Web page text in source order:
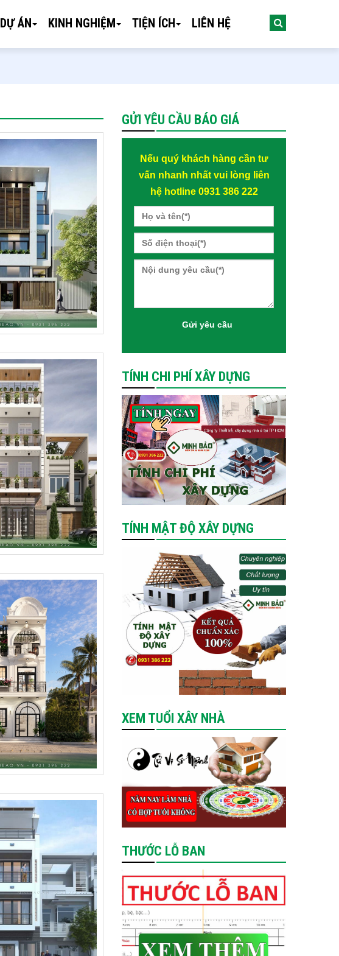
DỰ ÁN KINH NGHIỆM TIỆN ÍCH LIÊN HỆ
GỬI YÊU CẦU BÁO GIÁ
Nếu quý khách hàng cần tư
vấn nhanh nhất vui lòng liên
hệ hotline 0931 386 222
TÍNH CHI PHÍ XÂY DỰNG
TÍNH MẬT ĐỘ XÂY DỰNG
XEM TUỔI XÂY NHÀ
THƯỚC LỖ BAN